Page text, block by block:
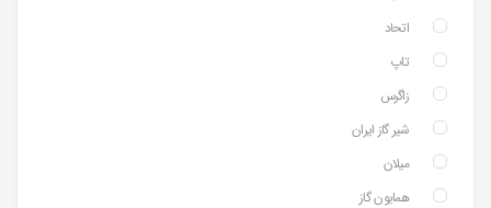
اتحاد
تاپ
زاگرس
شیر گاز ایران
میلان
همایون گاز